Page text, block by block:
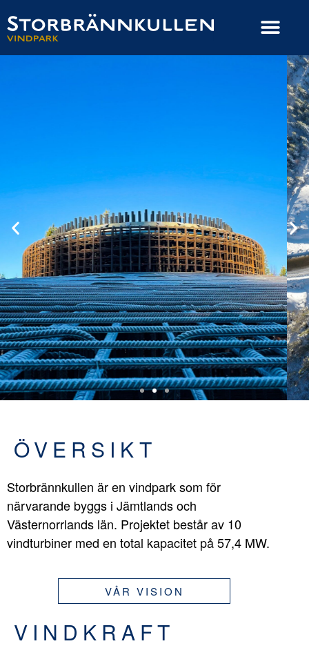
ÖVERSIKT
Storbrännkullen är en vindpark som för
närvarande byggs i Jämtlands och
Västernorrlands län. Projektet består av 10
vindturbiner med en total kapacitet på 57,4 MW.
VÅR VISION
VINDKRAFT